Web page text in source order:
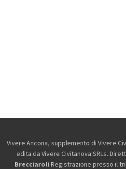
Vivere Ancona, supplemento di Vivere
edita da Vivere Civitanova SRLs.
Brecciaroli.Registrazione presso il